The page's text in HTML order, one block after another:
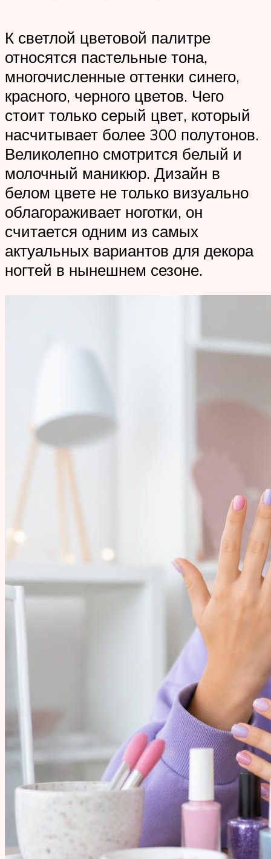
К светлой цветовой палитре
относятся пастельные тона,
многочисленные оттенки синего,
красного, черного цветов. Чего
стоит только серый цвет, который
насчитывает более 300 полутонов.
Великолепно смотрится белый и
молочный маникюр. Дизайн в
белом цвете не только визуально
облагораживает ноготки, он
считается одним из самых
актуальных вариантов для декора
ногтей в нынешнем сезоне.